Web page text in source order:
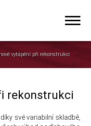
vytápění při rekonstrukci
rekonstrukci
své variabilní skladbě,